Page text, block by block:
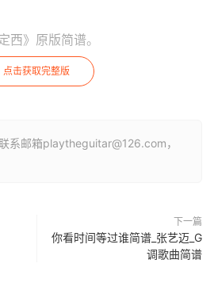
西》原版简谱。
点击获取完整版
系邮箱playtheguitar@126.com，
下一篇
你看时间等过谁简谱_张艺迈_G
调歌曲简谱